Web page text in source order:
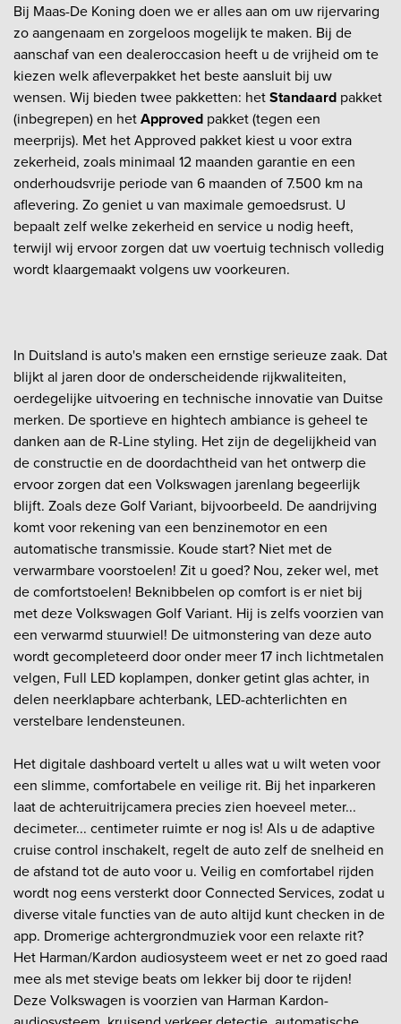
Bij Maas-De Koning doen we er alles aan om uw rijervaring
zo aangenaam en zorgeloos mogelijk te maken. Bij de
aanschaf van een dealeroccasion heeft u de vrijheid om te
kiezen welk afleverpakket het beste aansluit bij uw
wensen. Wij bieden twee pakketten: hetStandaard pakket
(inbegrepen) en hetApproved pakket (tegen een
meerprijs). Met het Approved pakket kiest u voor extra
zekerheid, zoals minimaal 12 maanden garantie en een
onderhoudsvrije periode van 6 maanden of 7.500 km na
aflevering. Zo geniet u van maximale gemoedsrust. U
bepaalt zelf welke zekerheid en service u nodig heeft,
terwijl wij ervoor zorgen dat uw voertuig technisch volledig
wordt klaargemaakt volgens uw voorkeuren.
In Duitsland is auto's maken een ernstige serieuze zaak. Dat
blijkt al jaren door de onderscheidende rijkwaliteiten,
oerdegelijke uitvoering en technische innovatie van Duitse
merken. De sportieve en hightech ambiance is geheel te
danken aan de R-Line styling. Het zijn de degelijkheid van
de constructie en de doordachtheid van het ontwerp die
ervoor zorgen dat een Volkswagen jarenlang begeerlijk
blijft. Zoals deze Golf Variant, bijvoorbeeld. De aandrijving
komt voor rekening van een benzinemotor en een
automatische transmissie. Koude start? Niet met de
verwarmbare voorstoelen! Zit u goed? Nou, zeker wel, met
de comfortstoelen! Beknibbelen op comfort is er niet bij
met deze Volkswagen Golf Variant. Hij is zelfs voorzien van
een verwarmd stuurwiel! De uitmonstering van deze auto
wordt gecompleteerd door onder meer 17 inch lichtmetalen
velgen, Full LED koplampen, donker getint glas achter, in
delen neerklapbare achterbank, LED-achterlichten en
verstelbare lendensteunen.
Het digitale dashboard vertelt u alles wat u wilt weten voor
een slimme, comfortabele en veilige rit. Bij het inparkeren
laat de achteruitrijcamera precies zien hoeveel meter...
decimeter... centimeter ruimte er nog is! Als u de adaptive
cruise control inschakelt, regelt de auto zelf de snelheid en
de afstand tot de auto voor u. Veilig en comfortabel rijden
wordt nog eens versterkt door Connected Services, zodat u
diverse vitale functies van de auto altijd kunt checken in de
app. Dromerige achtergrondmuziek voor een relaxte rit?
Het Harman/Kardon audiosysteem weet er net zo goed raad
mee als met stevige beats om lekker bij door te rijden!
Deze Volkswagen is voorzien van Harman Kardon-